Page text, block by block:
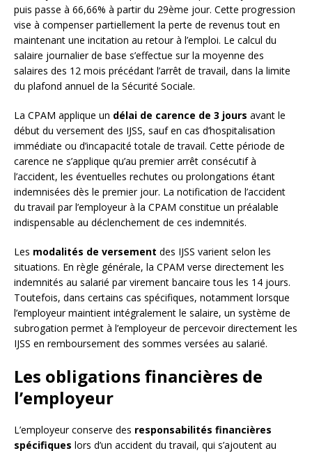
puis passe à 66,66% à partir du 29ème jour. Cette progression
vise à compenser partiellement la perte de revenus tout en
maintenant une incitation au retour à l’emploi. Le calcul du
salaire journalier de base s’effectue sur la moyenne des
salaires des 12 mois précédant l’arrêt de travail, dans la limite
du plafond annuel de la Sécurité Sociale.
La CPAM applique un délai de carence de 3 jours avant le
début du versement des IJSS, sauf en cas d’hospitalisation
immédiate ou d’incapacité totale de travail. Cette période de
carence ne s’applique qu’au premier arrêt consécutif à
l’accident, les éventuelles rechutes ou prolongations étant
indemnisées dès le premier jour. La notification de l’accident
du travail par l’employeur à la CPAM constitue un préalable
indispensable au déclenchement de ces indemnités.
Les modalités de versement des IJSS varient selon les
situations. En règle générale, la CPAM verse directement les
indemnités au salarié par virement bancaire tous les 14 jours.
Toutefois, dans certains cas spécifiques, notamment lorsque
l’employeur maintient intégralement le salaire, un système de
subrogation permet à l’employeur de percevoir directement les
IJSS en remboursement des sommes versées au salarié.
Les obligations financières de
l’employeur
L’employeur conserve des responsabilités financières
spécifiques lors d’un accident du travail, qui s’ajoutent au